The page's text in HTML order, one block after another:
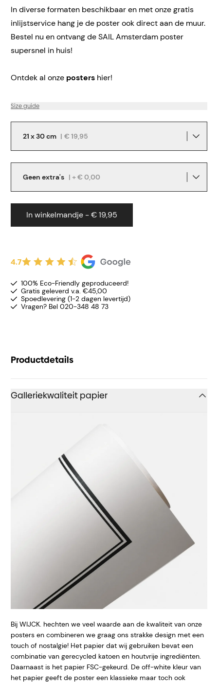
In diverse formaten beschikbaar en met onze gratis
inlijstservice hang je de poster ook direct aan de muur.
Bestel nu en ontvang de SAIL Amsterdam poster
supersnel in huis!
Ontdek al onze posters hier!
Size guide
21 x 30 cm | € 19,95
Geen extra's | + € 0,00
In winkelmandje - € 19,95
4.7
100% Eco-Friendly geproduceerd!
Gratis geleverd v.a. €45,00
Spoedlevering (1-2 dagen levertijd)
Vragen? Bel 020-348 48 73
Productdetails
Galleriekwaliteit papier
Bij WIJCK. hechten we veel waarde aan de kwaliteit van onze
posters en combineren we graag ons strakke design met een
touch of nostalgie! Het papier dat wij gebruiken bevat een
combinatie van gerecycled katoen en houtvrije ingrediënten.
Daarnaast is het papier FSC-gekeurd. De off-white kleur van
het papier geeft de poster een klassieke maar toch ook